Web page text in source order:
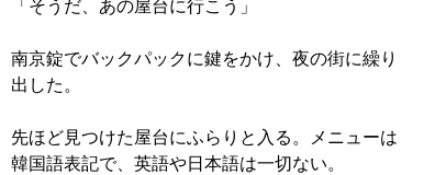
「そうだ、あの屋台に行こう」
南京錠でバックパックに鍵をかけ、夜の街に繰り
出した。
先ほど見つけた屋台にふらりと入る。メニューは
韓国語表記で、英語や日本語は一切ない。